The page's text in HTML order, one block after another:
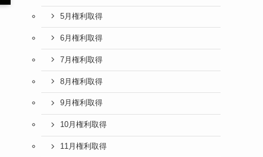
5月権利取得
6月権利取得
7月権利取得
8月権利取得
9月権利取得
10月権利取得
11月権利取得